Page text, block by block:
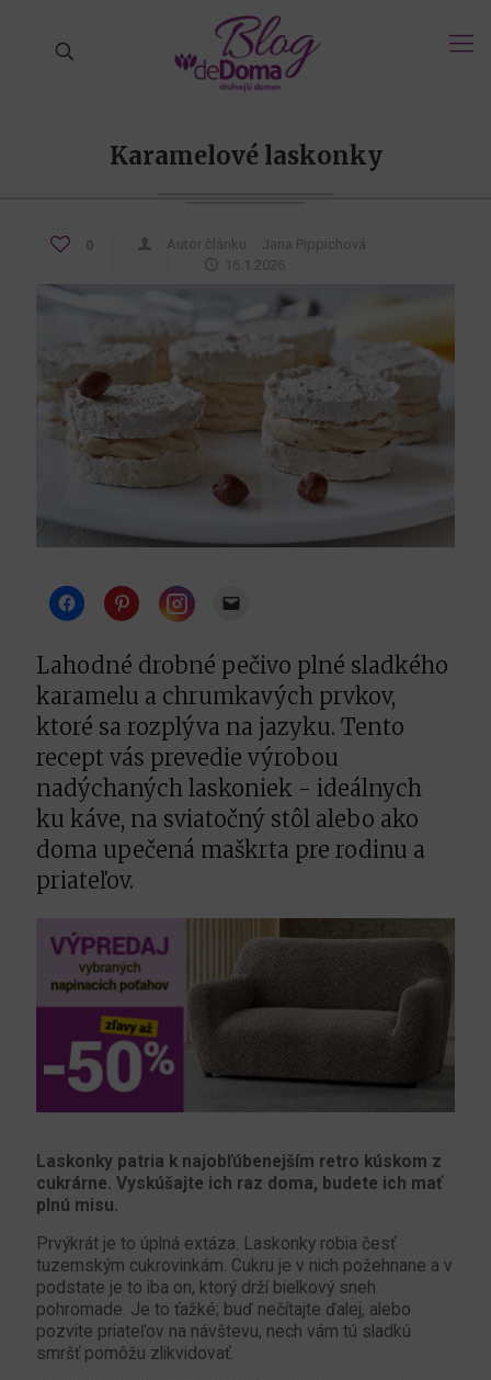
Karamelové laskonky
0 Autor článku:
Jana Pippichová
16.1.2026
Instagram
Lahodné drobné pečivo plné sladkého
karamelu a chrumkavých prvkov,
ktoré sa rozplýva na jazyku. Tento
recept vás prevedie výrobou
nadýchaných laskoniek - ideálnych
ku káve, na sviatočný stôl alebo ako
doma upečená maškrta pre rodinu a
priateľov.
Laskonky patria k najobľúbenejším retro kúskom z
cukrárne. Vyskúšajte ich raz doma, budete ich mať
plnú misu.
Prvýkrát je to úplná extáza. Laskonky robia česť
tuzemským cukrovinkám. Cukru je v nich požehnane a v
podstate je to iba on, ktorý drží bielkový sneh
pohromade. Je to ťažké; buď nečítajte ďalej, alebo
pozvite priateľov na návštevu, nech vám tú sladkú
smršť pomôžu zlikvidovať.